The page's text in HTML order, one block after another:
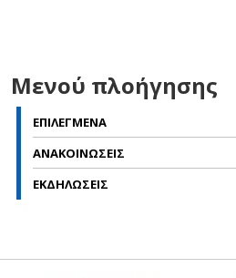
Μενού πλοήγησης
ΕΠΙΛΕΓΜΕΝΑ
ΑΝΑΚΟΙΝΩΣΕΙΣ
ΕΚΔΗΛΩΣΕΙΣ